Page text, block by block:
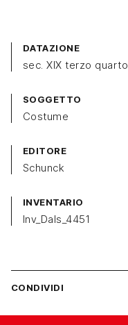
DATAZIONE
sec. XIX terzo quarto
SOGGETTO
Costume
EDITORE
Schunck
INVENTARIO
Inv_Dals_4451
CONDIVIDI